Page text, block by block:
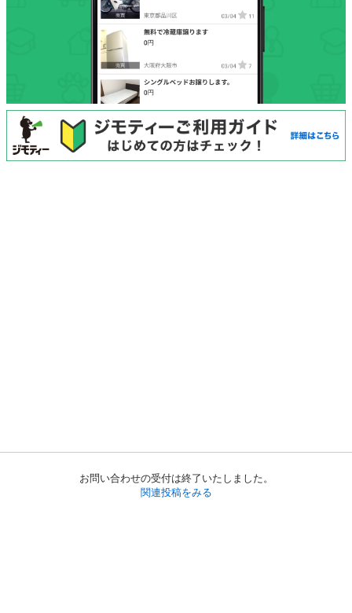
お問い合わせの受付は終了いたしました。
関連投稿をみる